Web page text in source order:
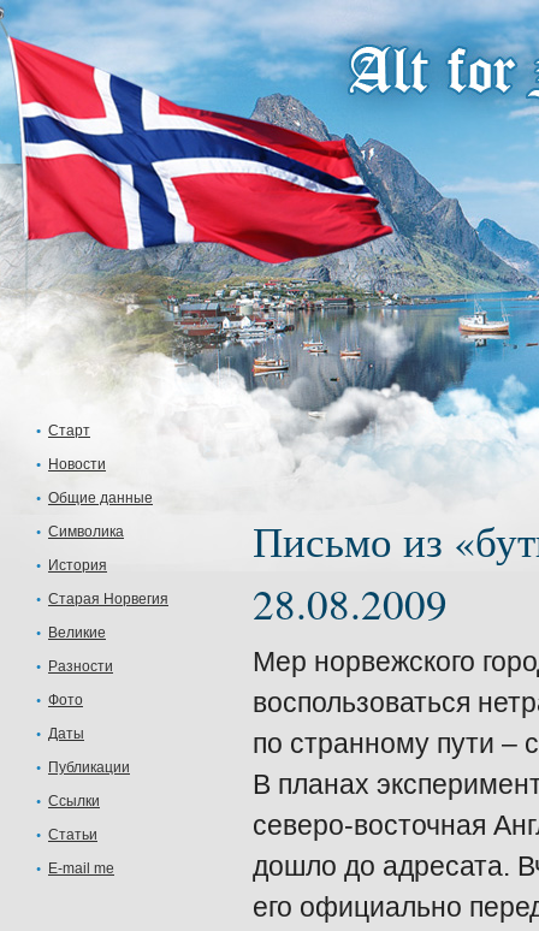
Старт
Новости
Общие данные
Символика
История
Старая Норвегия
Великие
Разности
Фото
Даты
Публикации
Ссылки
Статьи
E-mail me
Письмо из
28.08.2009
Мер норвежского
воспользоваться
по странному пути –
В планах
северо-восточная
дошло до адресата.
его официально